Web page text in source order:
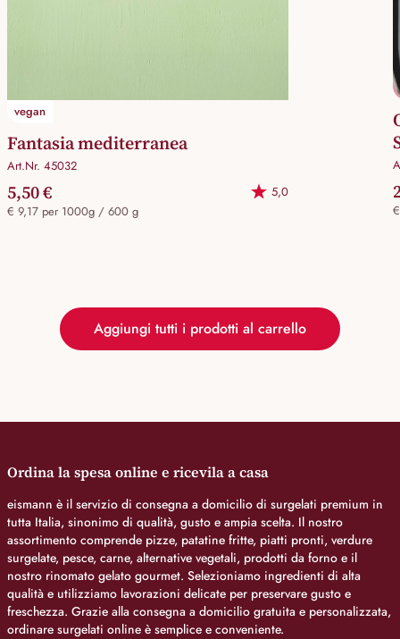
vegan
Fantasia mediterranea
Art.Nr. 45032
5,50 €
5,0
€ 9,17 per 1000g / 600 g
Aggiungi tutti i prodotti al carrello
Ordina la spesa online e ricevila a casa
eismann è il servizio di consegna a domicilio di surgelati premium in
tutta Italia, sinonimo di qualità, gusto e ampia scelta. Il nostro
assortimento comprende pizze, patatine fritte, piatti pronti, verdure
surgelate, pesce, carne, alternative vegetali, prodotti da forno e il
nostro rinomato gelato gourmet. Selezioniamo ingredienti di alta
qualità e utilizziamo lavorazioni delicate per preservare gusto e
freschezza. Grazie alla consegna a domicilio gratuita e personalizzata,
ordinare surgelati online è semplice e conveniente.